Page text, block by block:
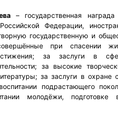
– государственная
Федерации,
государственную и
при спасении
за заслуги в
за высокие
за заслуги в охране
подрастающего
молодёжи, подготовке